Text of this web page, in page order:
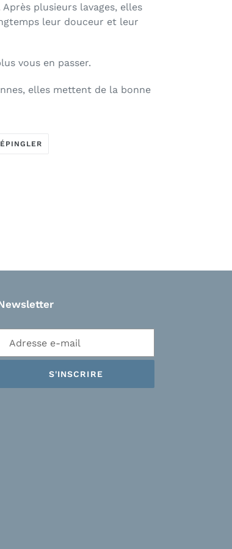
plusieurs lavages, elles
leur douceur et leur
vous en passer.
elles mettent de la bonne
ÉPINGLER
S'INSCRIRE